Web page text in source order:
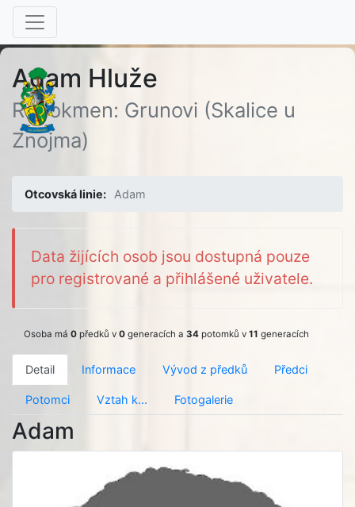
Adam Hluže
Rodokmen: Grunovi (Skalice u
Znojma)
Otcovská linie: Adam
Data žijících osob jsou dostupná pouze
pro registrované a přihlášené uživatele.
Osoba má 0 předků v 0 generacích a 34 potomků v 11 generacích
Detail Informace Vývod z předků Předci
Potomci Vztah k... Fotogalerie
Adam